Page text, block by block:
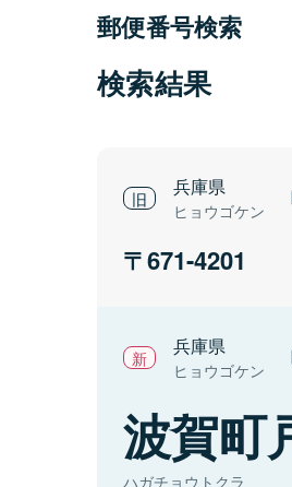
郵便番号検索
検索結果
兵庫県
ヒョウゴケン
671-4201
兵庫県
ヒョウゴケン
波賀町
ハガチョウトクラ